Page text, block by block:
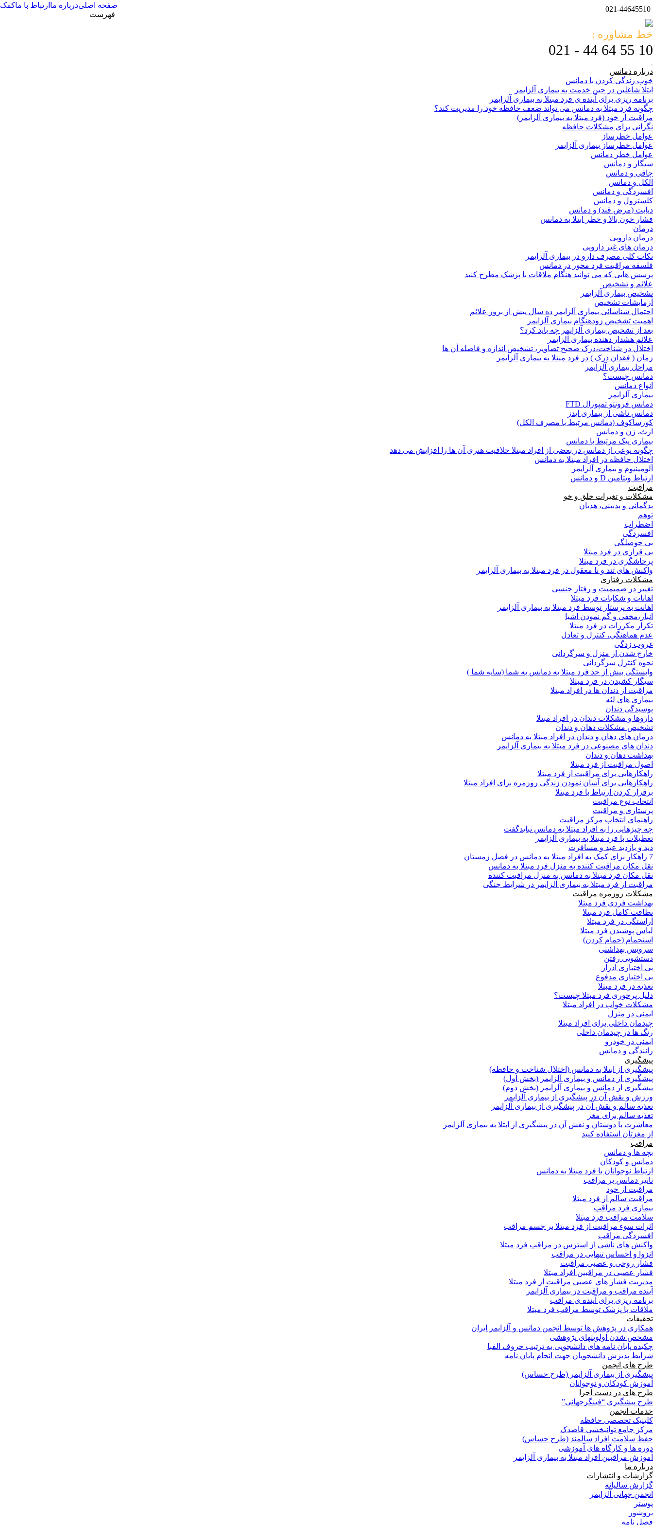
021-44645510
صفحه اصلیدرباره ما ارتباط با ماکمک
فهرست
خط مشاوره :
10 55 64 44 - 021
درباره دمانس
خوب زندگی کردن با دمانس
ابتلا شاغلین در حین خدمت به بیماری آلزایمر
برنامه ریزی برای آینده ی فرد مبتلا به بیماری آلزایمر
چگونه فرد مبتلا به دمانس می تواند ضعف حافظه خود را مدیریت کند؟
مراقبت از خود (فرد مبتلا به بیماری آلزایمر)
نگرانی برای مشکلات حافظه
عوامل خطرساز
عوامل خطرساز بیماری آلزایمر
عوامل خطر دمانس
سیگار و دمانس
چاقی و دمانس
الکل و دمانس
افسردگی و دمانس
کلسترول و دمانس
دیابت (مرض قند) و دمانس
فشار خون بالا و خطر ابتلا به دمانس
درمان
درمان دارویی
درمان های غیر دارویی
نکات کلی مصرف دارو در بیماری آلزایمر
فلسفه مراقبت فرد محور در دمانس
پرسش هایی که می توانید هنگام ملاقات با پزشک مطرح کنید
علائم و تشخیص
تشخیص بیماری آلزایمر
آزمایشات تشخیص
احتمال شناسائی بیماری آلزایمر ده سال پیش از بروز علائم
اهمیت تشخیص زودهنگام بیماری آلزایمر
بعد از تشخیص بیماری آلزایمر چه باید کرد؟
علائم هشدار دهنده بیماری آلزایمر
اختلال در شناخت،درک صحیح تصاویر، تشخیص اندازه و فاصله آن ها
زمان ( فقدان درک ) در فرد مبتلا به بیماری آلزایمر
مراحل بیماری آلزایمر
دمانس چیست؟
انواع دمانس
بیماری آلزایمر
دمانس فرونتو تمپورال FTD
دمانس ناشی از بیماری ایدز
کورساکوف (دمانس مرتبط با مصرف الکل)
ارث، ژن و دمانس
بیماری پیک مرتبط با دمانس
چگونه نوعی از دمانس در بعضی از افراد مبتلا خلاقیت هنری آن ها را افزایش می دهد
اختلال حافظه در افراد مبتلا به دمانس
آلومینیوم و بیماری آلزایمر
ارتباط ویتامین D و دمانس
مراقبت
مشکلات و تغیرات خلق و خو
بدگمانی و بدبینی، هذیان
توهم
اضطراب
افسردگی
بی حوصلگی
بی قراری در فرد مبتلا
پرخاشگری در فرد مبتلا
واکنش های تند و نا معقول در فرد مبتلا به بیماری آلزایمر
مشکلات رفتاری
تغییر در صمیمیت و رفتار جنسی
اهانات و شکایات فرد مبتلا
اهانت به پرستار توسط فرد مبتلا به بیماری آلزایمر
انبار،مخفی و گم نمودن اشیا
تکرار مکررات در فرد مبتلا
عدم هماهنگي، كنترل و تعادل
غروب زدگی
خارج شدن از منزل و سرگردانی
نحوه کنترل سرگردانی
وابستگی بیش از حد فرد مبتلا به دمانس به شما (سایه شما )
سیگار کشیدن در فرد مبتلا
مراقبت از دندان ها در افراد مبتلا
بیماری های لثه
پوسیدگی دندان
داروها و مشکلات دندان در افراد مبتلا
تشخیص مشکلات دهان و دندان
درمان های دهان و دندان در افراد مبتلا به دمانس
دندان های مصنوعی در فرد مبتلا به بیماری آلزایمر
بهداشت دهان و دندان
اصول مراقبت از فرد مبتلا
راهکارهایی برای مراقبت از فرد مبتلا
راهکارهایی برای آسان نمودن زندگی روزمره برای افراد مبتلا
برقرار کردن ارتباط با فرد مبتلا
انتخاب نوع مراقبت
پرستاری و مراقبت
راهنمای انتخاب مرکز مراقبت
چه چیزهایی را به افراد مبتلا به دمانس نبایدگفت
تعطیلات با فرد مبتلا به بیماری آلزایمر
دید و بازدید عید و مسافرت
7 راهکار برای کمک به افراد مبتلا به دمانس در فصل زمستان
نقل مکان مراقبت کننده به منزل فرد مبتلا به دمانس
نقل مکان فرد مبتلا به دمانس به منزل مراقبت کننده
مراقبت از فرد مبتلا به بیماری آلزایمر در شرایط جنگی
مشکلات روزمره مراقبت
بهداشت فردی فرد مبتلا
نظافت کامل فرد مبتلا
آراستگی در فرد مبتلا
لباس پوشیدن فرد مبتلا
استحمام (حمام کردن)
سرویس بهداشتی
دستشویی رفتن
بی اختیاری ادرار
بی اختیاری مدفوع
تغذیه در فرد مبتلا
دلیل پرخوری فرد مبتلا چیست؟
مشکلات خواب در افراد مبتلا
ایمنی در منزل
چیدمان داخلی برای افراد مبتلا
رنگ ها در چیدمان داخلی
ایمنی در خودرو
رانندگی و دمانس
پیشگیری
پیشگیری از ابتلا به دمانس (اختلال شناخت و حافظه)
پیشگیری از دمانس و بیماری آلزایمر (بخش اول)
پیشگیری از دمانس و بیماری آلزایمر (بخش دوم)
ورزش و نقش آن در پیشگیری از بیماری آلزایمر
تغذیه سالم و نقش آن در پیشگیری از بیماری آلزایمر
تغذیه سالم برای مغز
معاشرت با دوستان و نقش آن در پیشگیری از ابتلا به بیماری آلزایمر
از مغزتان استفاده کنید
مراقب
بچه ها و دمانس
دمانس و کودکان
ارتباط نوجوانان با فرد مبتلا به دمانس
تاثیر دمانس بر مراقب
مراقبت از خود
مراقبت سالم از فرد مبتلا
بیماری فرد مراقب
سلامت مراقب فرد مبتلا
اثرات سوء مراقبت از فرد مبتلا بر جسم مراقب
افسردگی مراقب
واکنش های ناشی از استرس در مراقب فرد مبتلا
انزوا و احساس تنهایی در مراقب
فشار روحی و عصبی مراقبت
فشار عصبی در مراقبین افراد مبتلا
مدیریت فشار هاي عصبي مراقبت از فرد مبتلا
آینده مراقب و مراقبت در بیماری آلزایمر
برنامه ریزی برای آینده ی مراقب
ملاقات با پزشک توسط مراقب فرد مبتلا
تحقیقات
همکاری در پژوهش ها توسط انجمن دمانس و آلزایمر ایران
مشخص شدن اولویتهای پژوهشی
چکیده پایان نامه های دانشجویی به ترتیب حروف الفبا
شرایط پذیرش دانشجویان جهت انجام پایان نامه
طرح های انجمن
پیشگیری از بیماری آلزایمر (طرح حساس)
آموزش کودکان و نوجوانان
طرح های در دست اجرا
طرح پبشگیری “فینگرجهانی”
خدمات انجمن
کلینیک تخصصی حافظه
مرکز جامع توانبخشی قاصدک
حفظ سلامت افراد سالمند (طرح حساس)
دوره ها و کارگاه های آموزشی
آموزش مراقبین افراد مبتلا به بیماری آلزایمر
درباره ما
گزارشات و انتشارات
گزارش سالیانه
انجمن جهانی آلزایمر
پوستر
بروشور
فصل نامه